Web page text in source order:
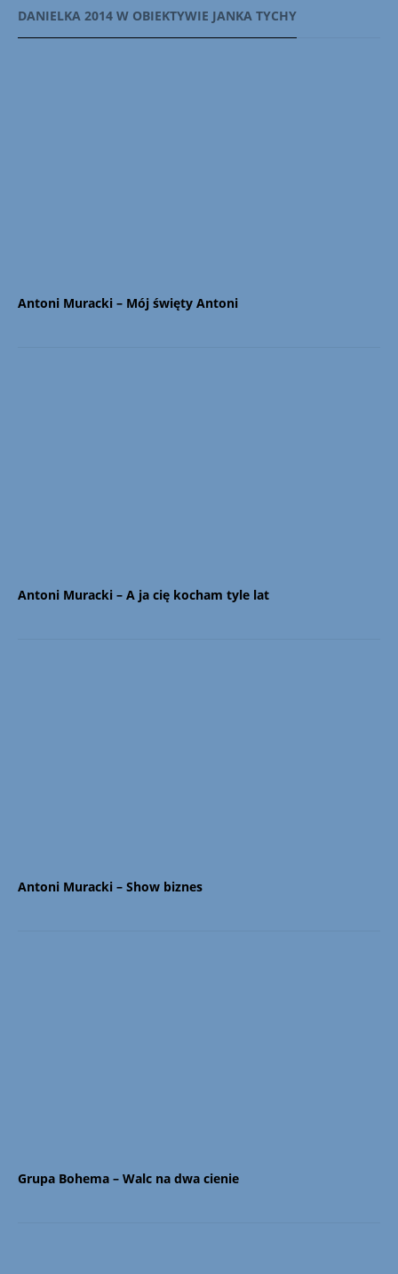
DANIELKA 2014 W OBIEKTYWIE JANKA TYCHY
Antoni Muracki – Mój święty Antoni
Antoni Muracki – A ja cię kocham tyle lat
Antoni Muracki – Show biznes
Grupa Bohema – Walc na dwa cienie